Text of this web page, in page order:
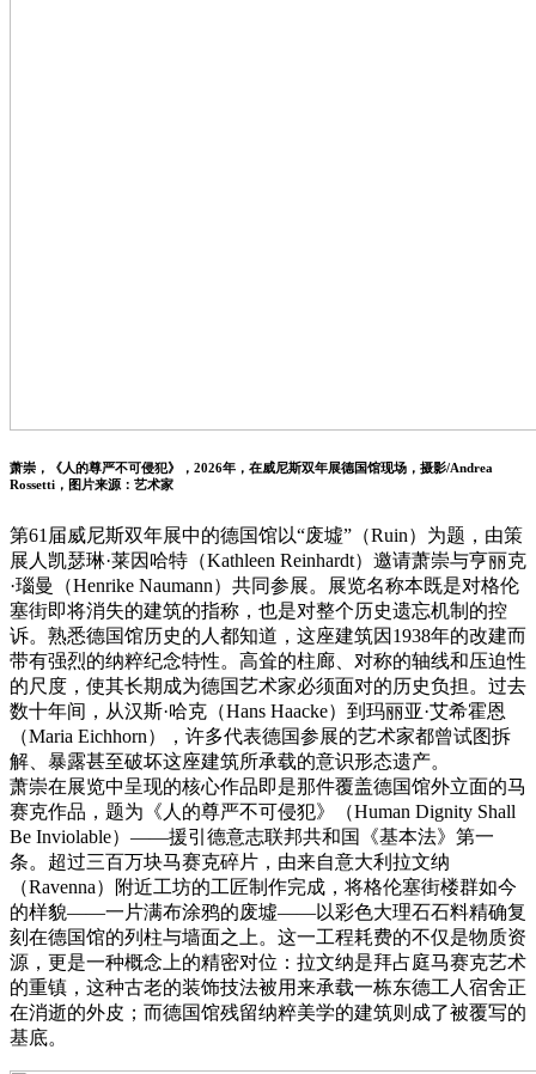
萧崇，《人的尊严不可侵犯》，2026年，在威尼斯双年展德国馆现场，摄影/Andrea
Rossetti，图片来源：艺术家
第61届威尼斯双年展中的德国馆以“废墟”（Ruin）为题，由策
展人凯瑟琳·莱因哈特（Kathleen Reinhardt）邀请萧崇与亨丽克
·瑙曼（Henrike Naumann）共同参展。展览名称本既是对格伦
塞街即将消失的建筑的指称，也是对整个历史遗忘机制的控
诉。熟悉德国馆历史的人都知道，这座建筑因1938年的改建而
带有强烈的纳粹纪念特性。高耸的柱廊、对称的轴线和压迫性
的尺度，使其长期成为德国艺术家必须面对的历史负担。过去
数十年间，从汉斯·哈克（Hans Haacke）到玛丽亚·艾希霍恩
（Maria Eichhorn），许多代表德国参展的艺术家都曾试图拆
解、暴露甚至破坏这座建筑所承载的意识形态遗产。
萧崇在展览中呈现的核心作品即是那件覆盖德国馆外立面的马
赛克作品，题为《人的尊严不可侵犯》（Human Dignity Shall
Be Inviolable）——援引德意志联邦共和国《基本法》第一
条。超过三百万块马赛克碎片，由来自意大利拉文纳
（Ravenna）附近工坊的工匠制作完成，将格伦塞街楼群如今
的样貌——一片满布涂鸦的废墟——以彩色大理石石料精确复
刻在德国馆的列柱与墙面之上。这一工程耗费的不仅是物质资
源，更是一种概念上的精密对位：拉文纳是拜占庭马赛克艺术
的重镇，这种古老的装饰技法被用来承载一栋东德工人宿舍正
在消逝的外皮；而德国馆残留纳粹美学的建筑则成了被覆写的
基底。